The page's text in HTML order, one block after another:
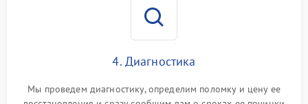
4. Диагностика
Мы проведем диагностику, определим поломку и цену ее